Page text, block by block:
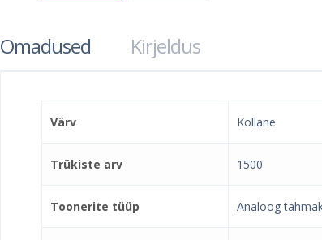
Omadused Kirjeldus
Värv Kollane
Trükiste arv 1500
Toonerite tüüp Analoog